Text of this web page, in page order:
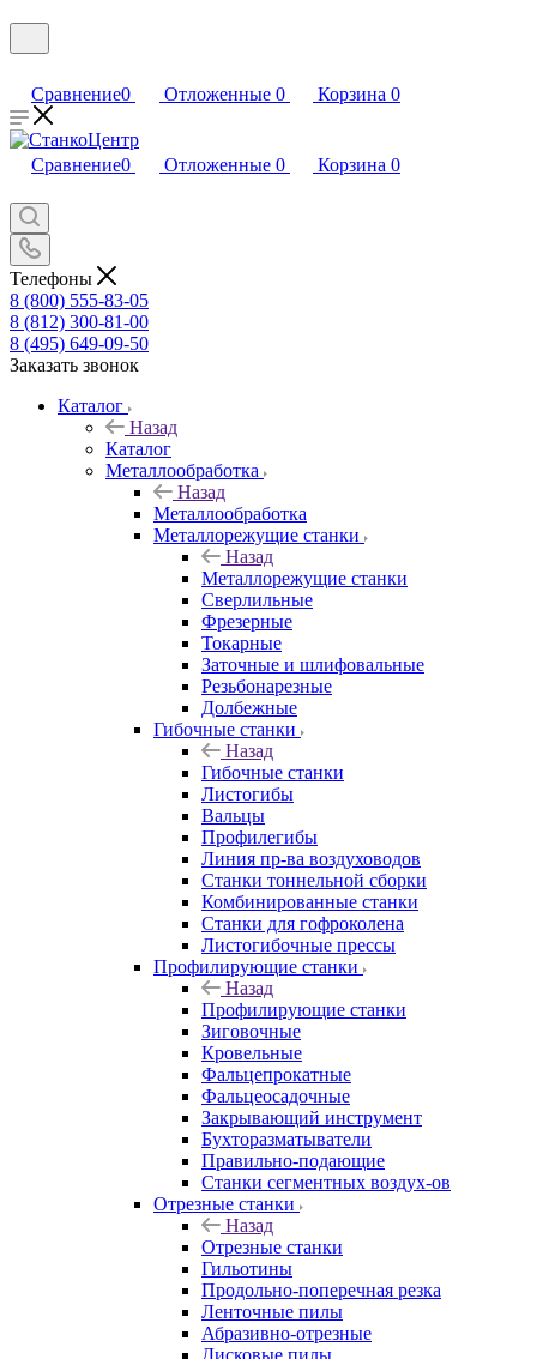
Сравнение0 Отложенные 0 Корзина 0
Сравнение0 Отложенные 0 Корзина 0
Телефоны
8 (800) 555-83-05
8 (812) 300-81-00
8 (495) 649-09-50
Заказать звонок
Каталог
Назад
Каталог
Металлообработка
Назад
Металлообработка
Металлорежущие станки
Назад
Металлорежущие станки
Сверлильные
Фрезерные
Токарные
Заточные и шлифовальные
Резьбонарезные
Долбежные
Гибочные станки
Назад
Гибочные станки
Листогибы
Вальцы
Профилегибы
Линия пр-ва воздуховодов
Станки тоннельной сборки
Комбинированные станки
Станки для гофроколена
Листогибочные прессы
Профилирующие станки
Назад
Профилирующие станки
Зиговочные
Кровельные
Фальцепрокатные
Фальцеосадочные
Закрывающий инструмент
Бухторазматыватели
Правильно-подающие
Станки сегментных воздух-ов
Отрезные станки
Назад
Отрезные станки
Гильотины
Продольно-поперечная резка
Ленточные пилы
Абразивно-отрезные
Дисковые пилы